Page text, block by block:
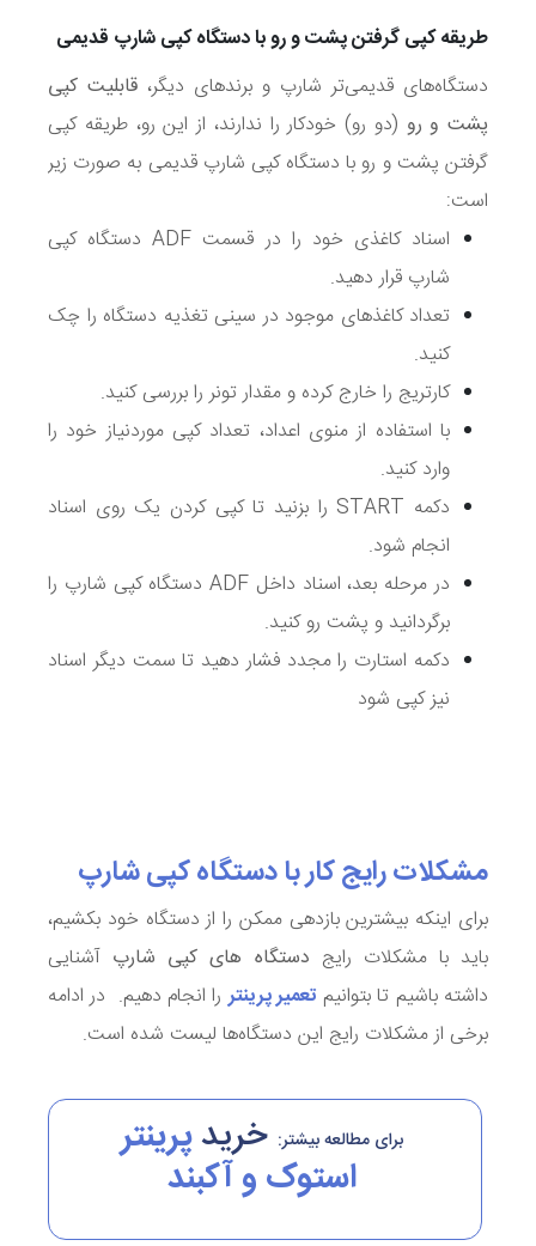
طریقه کپی گرفتن پشت و رو با دستگاه کپی شارپ قدیمی
دستگاه‌های قدیمی‌تر شارپ و برندهای دیگر، قابلیت کپی
پشت و رو (دو رو) خودکار را ندارند، از این رو، طریقه کپی
گرفتن پشت و رو با دستگاه کپی شارپ قدیمی به صورت زیر
است:
اسناد کاغذی خود را در قسمت ADFدستگاه کپی
شارپ قرار دهید.
تعداد کاغذهای موجود در سینی تغذیه دستگاه را چک
کنید.
کارتریج را خارج کرده و مقدار تونر را بررسی کنید.
با استفاده از منوی اعداد، تعداد کپی موردنیاز خود را
وارد کنید.
دکمه STARTرا بزنید تا کپی کردن یک روی اسناد
انجام شود.
در مرحله بعد، اسناد داخل ADFدستگاه کپی شارپ را
برگردانید و پشت رو کنید.
دکمه استارت را مجدد فشار دهید تا سمت دیگر اسناد
نیز کپی شود
مشکلات رایج کار با دستگاه کپی شارپ
برای اینکه بیشترین بازدهی ممکن را از دستگاه خود بکشیم،
باید با مشکلات رایج دستگاه های کپی شارپ آشنایی
داشته باشیم تا بتوانیم تعمیر پرینتررا انجام دهیم. در ادامه
برخی از مشکلات رایج این دستگاه‌ها لیست شده است.
برای مطالعه بیشتر: خریدپرینتر
استوک و آکبند